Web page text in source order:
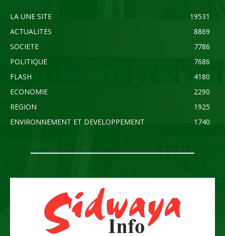
LA UNE SITE
19531
ACTUALITES
8869
SOCIETE
7786
POLITIQUE
7686
FLASH
4180
ECONOMIE
2290
REGION
1925
ENVIRONNEMENT ET DEVELOPPEMENT
1740